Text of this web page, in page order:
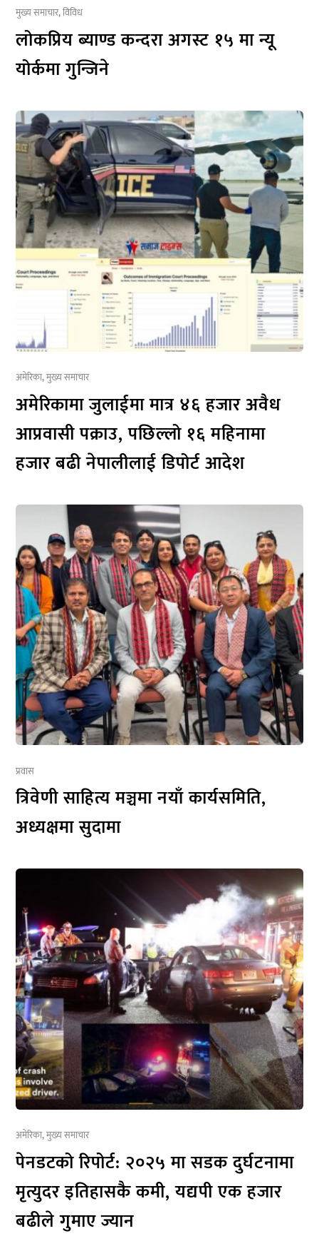
मुख्य समाचार,विविध
लोकप्रिय ब्याण्ड कन्दरा अगस्ट १५ मा न्यू
योर्कमा गुन्जिने
अमेरिका,मुख्य समाचार
अमेरिकामा जुलाईमा मात्र ४६ हजार अवैध
आप्रवासी पक्राउ, पछिल्लो १६ महिनामा
हजार बढी नेपालीलाई डिपोर्ट आदेश
प्रवास
त्रिवेणी साहित्य मञ्चमा नयाँ कार्यसमिति,
अध्यक्षमा सुदामा
अमेरिका,मुख्य समाचार
पेनडटको रिपोर्ट: २०२५ मा सडक दुर्घटनामा
मृत्युदर इतिहासकै कमी, यद्यपी एक हजार
बढीले गुमाए ज्यान